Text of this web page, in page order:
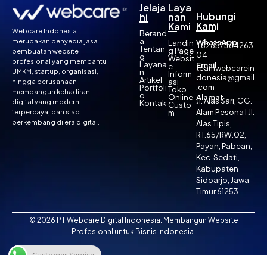
Webcare Indonesia
merupakan penyedia jasa
pembuatan website
profesional yang membantu
UMKM, startup, organisasi,
hingga perusahaan
membangun kehadiran
digital yang modern,
terpercaya, dan siap
berkembang di era digital.
Jelaja
hi
Berand
a
Tentan
g
Layana
n
Artikel
Portfoli
o
Kontak
Laya
nan
Kami
Landin
g Page
Websit
e
Inform
asi
Toko
Online
Custo
m
Hubungi
Kami
WhatsApp
+62857364263
04
Email
teamwebcarein
donesia@gmail
.com
Alamat
Jl. Alas Sari, GG.
Alam Pesona I Jl.
Alas Tipis,
RT.65/RW.02,
Payan, Pabean,
Kec. Sedati,
Kabupaten
Sidoarjo, Jawa
Timur 61253
© 2026 PT Webcare Digital Indonesia. Membangun Website
Profesional untuk Bisnis Indonesia.